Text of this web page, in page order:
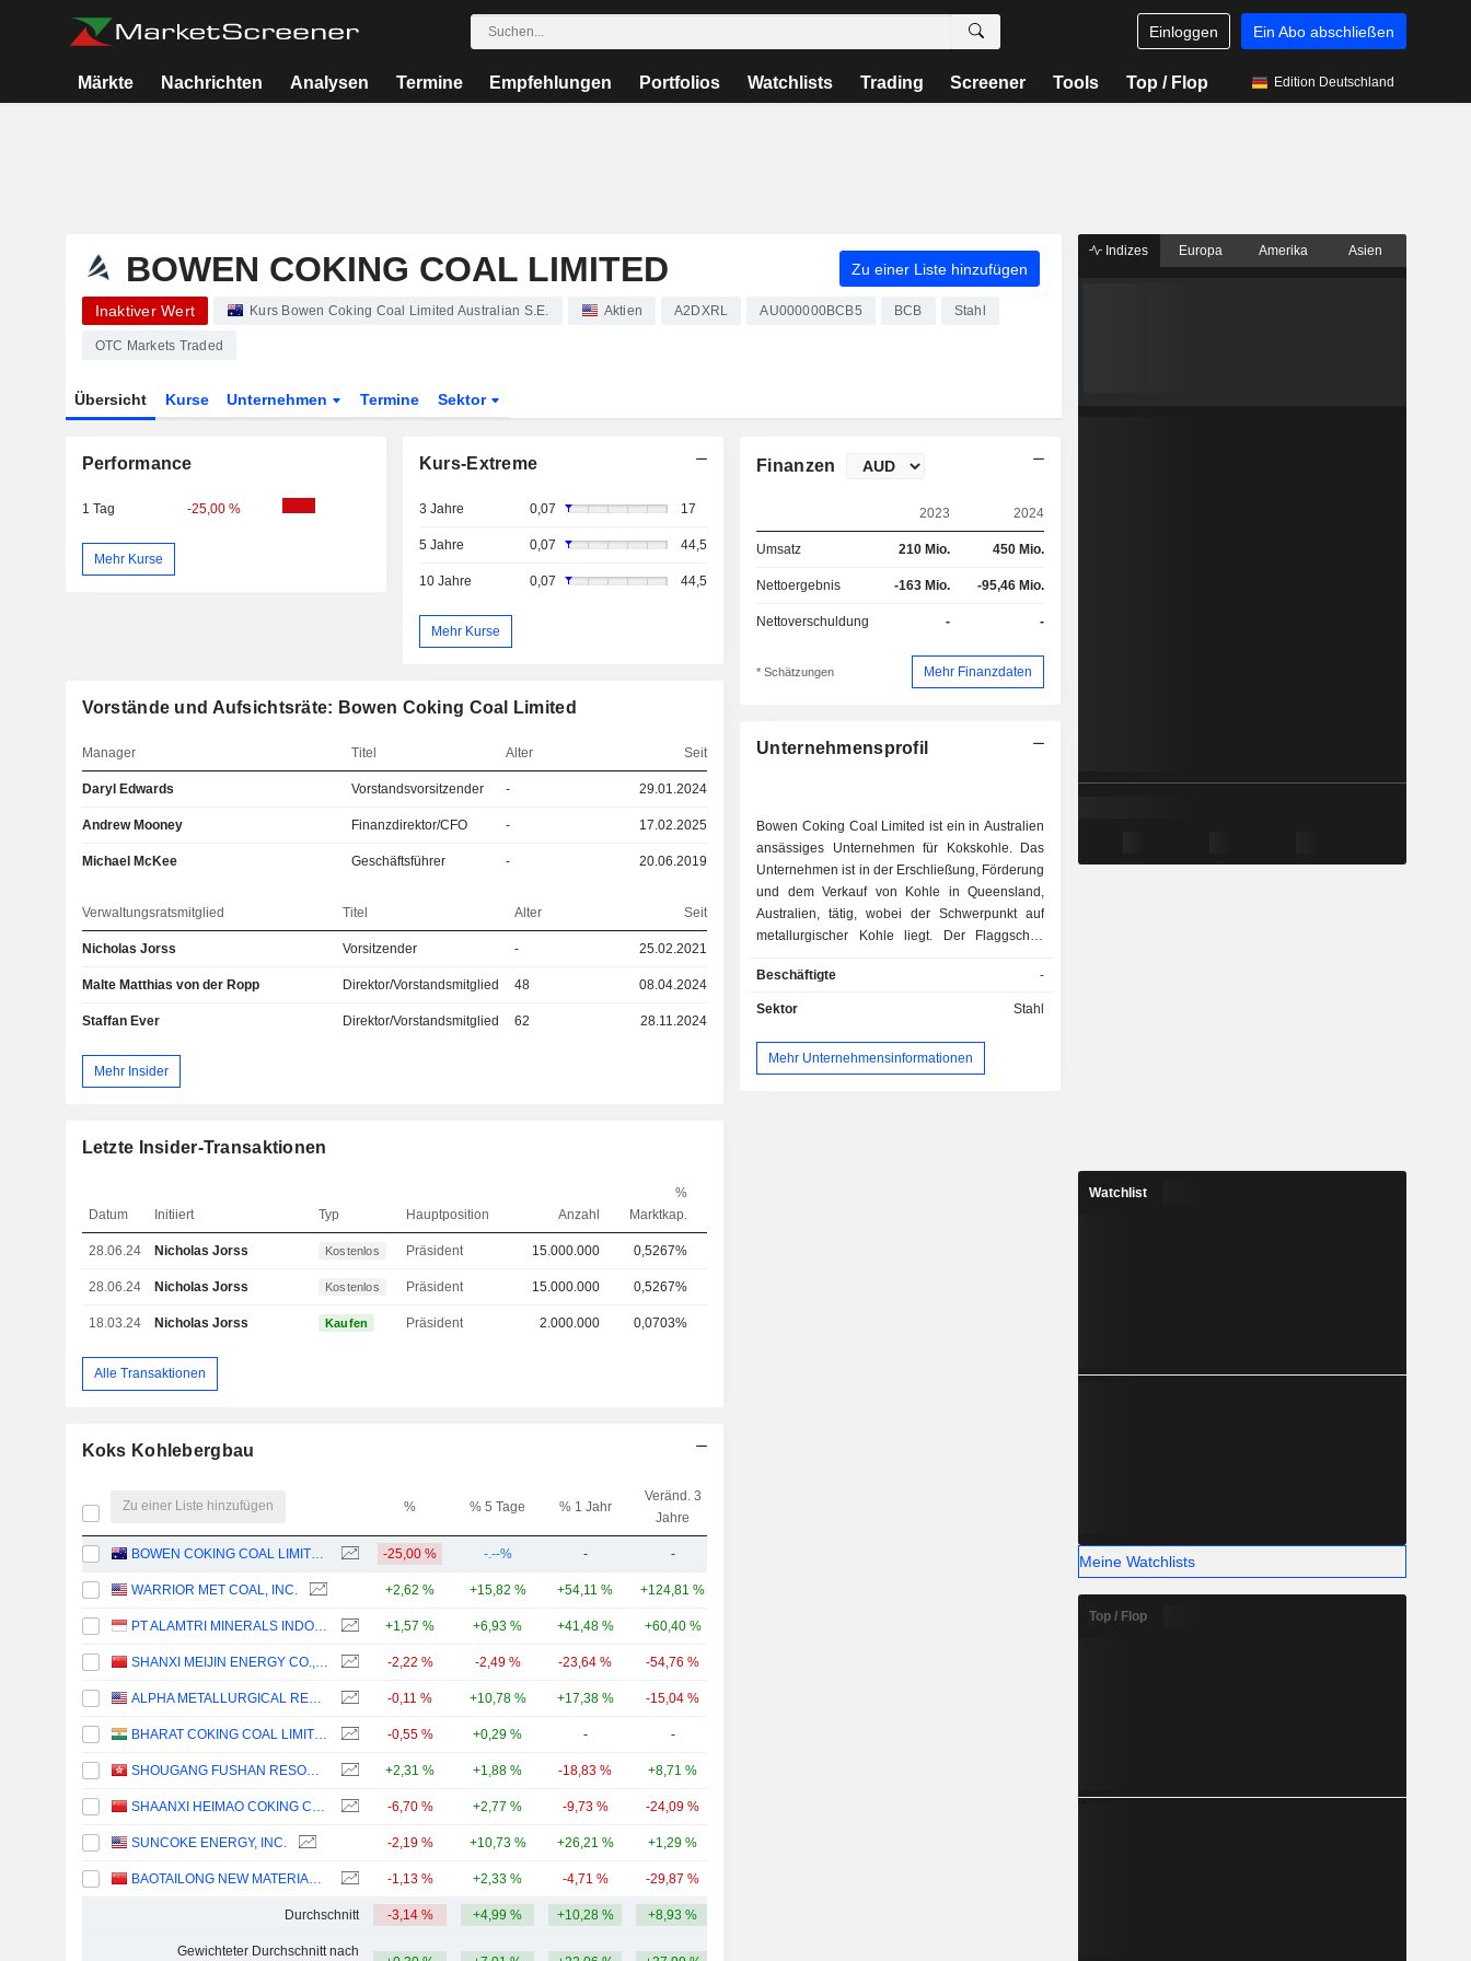
Einloggen Ein Abo abschließen
Märkte Nachrichten Analysen Termine Empfehlungen Portfolios Watchlists Trading Screener Tools Top / Flop Edition Deutschland
BOWEN COKING COAL LIMITED Zu einer Liste hinzufügen
Inaktiver Wert Kurs Bowen Coking Coal Limited Australian S.E. Aktien A2DXRL AU000000BCB5 BCB Stahl
OTC Markets Traded
Übersicht Kurse Unternehmen Termine Sektor
Performance
1 Tag -25,00 %
Mehr Kurse
Kurs-Extreme
3 Jahre 0,07 17
5 Jahre 0,07 44,5
10 Jahre 0,07 44,5
Mehr Kurse
Vorstände und Aufsichtsräte: Bowen Coking Coal Limited
Manager Titel Alter Seit
Daryl Edwards Vorstandsvorsitzender - 29.01.2024
Andrew Mooney Finanzdirektor/CFO - 17.02.2025
Michael McKee Geschäftsführer - 20.06.2019
Verwaltungsratsmitglied Titel Alter Seit
Nicholas Jorss Vorsitzender - 25.02.2021
Malte Matthias von der Ropp Direktor/Vorstandsmitglied 48 08.04.2024
Staffan Ever Direktor/Vorstandsmitglied 62 28.11.2024
Mehr Insider
Letzte Insider-Transaktionen
Datum Initiiert Typ Hauptposition Anzahl
%
Marktkap.
28.06.24 Nicholas Jorss Kostenlos Präsident 15.000.000 0,5267%
28.06.24 Nicholas Jorss Kostenlos Präsident 15.000.000 0,5267%
18.03.24 Nicholas Jorss Kaufen Präsident 2.000.000 0,0703%
Alle Transaktionen
Koks Kohlebergbau
Zu einer Liste hinzufügen % % 5 Tage % 1 Jahr
Veränd. 3
Jahre
-25,00 % -.--% - -
WARRIOR MET COAL, INC. +2,62 % +15,82 % +54,11 % +124,81 %
+1,57 % +6,93 % +41,48 % +60,40 %
-2,22 % -2,49 % -23,64 % -54,76 %
-0,11 % +10,78 % +17,38 % -15,04 %
-0,55 % +0,29 % - -
+2,31 % +1,88 % -18,83 % +8,71 %
-6,70 % +2,77 % -9,73 % -24,09 %
SUNCOKE ENERGY, INC. -2,19 % +10,73 % +26,21 % +1,29 %
-1,13 % +2,33 % -4,71 % -29,87 %
Durchschnitt -3,14 % +4,99 % +10,28 % +8,93 %
Gewichteter Durchschnitt nach
Finanzen
2023 2024
Umsatz 210 Mio. 450 Mio.
Nettoergebnis -163 Mio. -95,46 Mio.
Nettoverschuldung - -
* Schätzungen Mehr Finanzdaten
Unternehmensprofil
Bowen Coking Coal Limited ist ein in Australien
ansässiges Unternehmen für Kokskohle. Das
Unternehmen ist in der Erschließung, Förderung
und dem Verkauf von Kohle in Queensland,
Australien, tätig, wobei der Schwerpunkt auf
metallurgischer Kohle liegt. Der Flaggschiff-
Bergbaukomplex in der Nähe von Moranbah,
umfasst mehrere Betriebsstätten, wobei die
Erschließungsprojekt eine zentrale
Kohleaufbereitungsanlage (CHPP) sowie eine
Beschäftigte -
Sektor Stahl
Mehr Unternehmensinformationen
Indizes Europa Amerika Asien
Watchlist
Meine Watchlists
Top / Flop